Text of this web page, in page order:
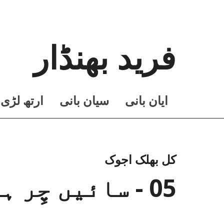
فرید بھنڈار
ايان بانی سيان بانی ارتھ لڑی
کل بھلک اجوک
05 - سائیں چِر ہویائے